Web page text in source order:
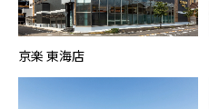
京楽 東海店